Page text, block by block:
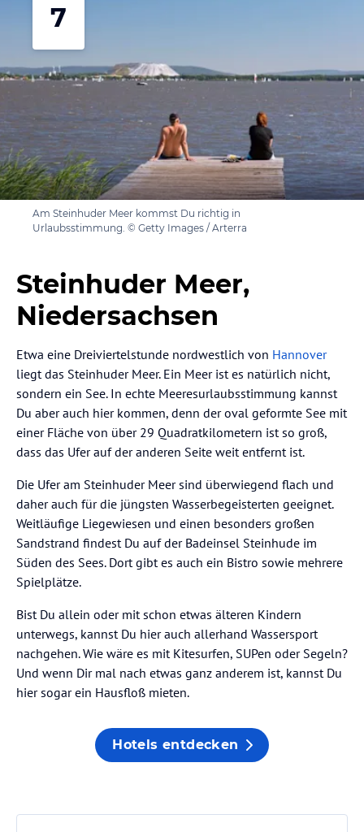
7
Am Steinhuder Meer kommst Du richtig in
Urlaubsstimmung. © Getty Images / Arterra
Steinhuder Meer,
Niedersachsen
Etwa eine Dreiviertelstunde nordwestlich von Hannover
liegt das Steinhuder Meer. Ein Meer ist es natürlich nicht,
sondern ein See. In echte Meeresurlaubsstimmung kannst
Du aber auch hier kommen, denn der oval geformte See mit
einer Fläche von über 29 Quadratkilometern ist so groß,
dass das Ufer auf der anderen Seite weit entfernt ist.
Die Ufer am Steinhuder Meer sind überwiegend flach und
daher auch für die jüngsten Wasserbegeisterten geeignet.
Weitläufige Liegewiesen und einen besonders großen
Sandstrand findest Du auf der Badeinsel Steinhude im
Süden des Sees. Dort gibt es auch ein Bistro sowie mehrere
Spielplätze.
Bist Du allein oder mit schon etwas älteren Kindern
unterwegs, kannst Du hier auch allerhand Wassersport
nachgehen. Wie wäre es mit Kitesurfen, SUPen oder Segeln?
Und wenn Dir mal nach etwas ganz anderem ist, kannst Du
hier sogar ein Hausfloß mieten.
Hotels entdecken